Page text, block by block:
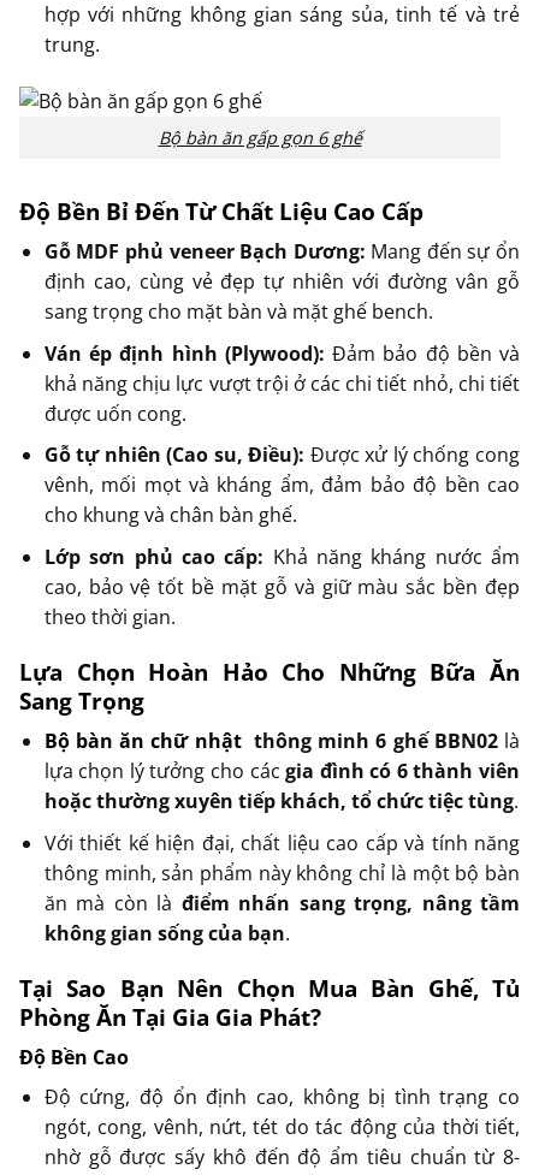
hợp với những không gian sáng sủa, tinh tế và trẻ
trung.
Bộ bàn ăn gấp gọn 6 ghế
Độ Bền Bỉ Đến Từ Chất Liệu Cao Cấp
Gỗ MDF phủ veneer Bạch Dương: Mang đến sự ổn
định cao, cùng vẻ đẹp tự nhiên với đường vân gỗ
sang trọng cho mặt bàn và mặt ghế bench.
Ván ép định hình (Plywood): Đảm bảo độ bền và
khả năng chịu lực vượt trội ở các chi tiết nhỏ, chi tiết
được uốn cong.
Gỗ tự nhiên (Cao su, Điều): Được xử lý chống cong
vênh, mối mọt và kháng ẩm, đảm bảo độ bền cao
cho khung và chân bàn ghế.
Lớp sơn phủ cao cấp: Khả năng kháng nước ẩm
cao, bảo vệ tốt bề mặt gỗ và giữ màu sắc bền đẹp
theo thời gian.
Lựa Chọn Hoàn Hảo Cho Những Bữa Ăn
Sang Trọng
Bộ bàn ăn chữ nhật thông minh 6 ghế BBN02là
lựa chọn lý tưởng cho cácgia đình có 6 thành viên
hoặc thường xuyên tiếp khách, tổ chức tiệc tùng.
Với thiết kế hiện đại, chất liệu cao cấp và tính năng
thông minh, sản phẩm này không chỉ là một bộ bàn
ăn mà còn là điểm nhấn sang trọng, nâng tầm
không gian sống của bạn.
Tại Sao Bạn Nên Chọn Mua Bàn Ghế, Tủ
Phòng Ăn Tại Gia Gia Phát?
Độ Bền Cao
Độ cứng, độ ổn định cao, không bị tình trạng co
ngót, cong, vênh, nứt, tét do tác động của thời tiết,
nhờ gỗ được sấy khô đến độ ẩm tiêu chuẩn từ 8-